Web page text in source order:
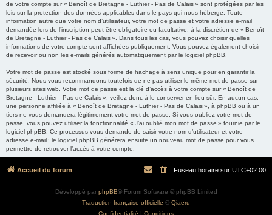
de votre compte sur « Benoît de Bretagne - Luthier - Pas de Calais » sont protégées par les
lois sur la protection des données applicables dans le pays qui nous héberge. Toute
information autre que votre nom d’utilisateur, votre mot de passe et votre adresse e-mail
demandée lors de l’inscription peut être obligatoire ou facultative, à la discrétion de « Benoît
de Bretagne - Luthier - Pas de Calais ». Dans tous les cas, vous pouvez choisir quelles
informations de votre compte sont affichées publiquement. Vous pouvez également choisir
de recevoir ou non les e-mails générés automatiquement par le logiciel phpBB.
Votre mot de passe est stocké sous forme de hachage à sens unique pour en garantir la
sécurité. Nous vous recommandons toutefois de ne pas utiliser le même mot de passe sur
plusieurs sites web. Votre mot de passe est la clé d’accès à votre compte sur « Benoît de
Bretagne - Luthier - Pas de Calais », veillez donc à le conserver en lieu sûr. En aucun cas,
une personne affiliée à « Benoît de Bretagne - Luthier - Pas de Calais », à phpBB ou à un
tiers ne vous demandera légitimement votre mot de passe. Si vous oubliez votre mot de
passe, vous pouvez utiliser la fonctionnalité « J’ai oublié mon mot de passe » fournie par le
logiciel phpBB. Ce processus vous demande de saisir votre nom d’utilisateur et votre
adresse e-mail ; le logiciel phpBB générera ensuite un nouveau mot de passe pour vous
permettre de retrouver l’accès à votre compte.
Accueil du forum Fuseau horaire sur UTC+02:00
Développé par phpBB® Forum Software © phpBB Limited
Traduction française officielle © Qiaeru
Confidentialité | Conditions